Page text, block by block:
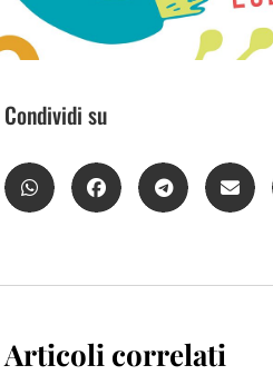
Condividi su
Articoli correlati